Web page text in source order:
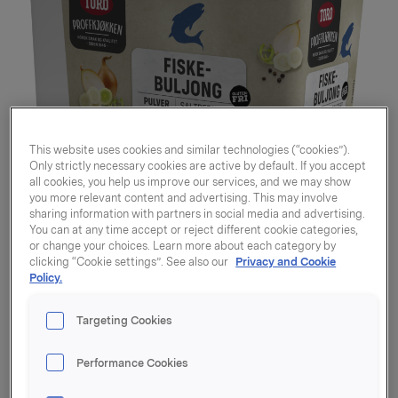
Fiskebuljong
saltredusert 100l
This website uses cookies and similar technologies (“cookies”).
Only strictly necessary cookies are active by default. If you accept
all cookies, you help us improve our services, and we may show
you more relevant content and advertising. This may involve
sharing information with partners in social media and advertising.
You can at any time accept or reject different cookie categories,
or change your choices. Learn more about each category by
clicking “Cookie settings”. See also our Privacy and Cookie
Policy.
Targeting Cookies
Performance Cookies